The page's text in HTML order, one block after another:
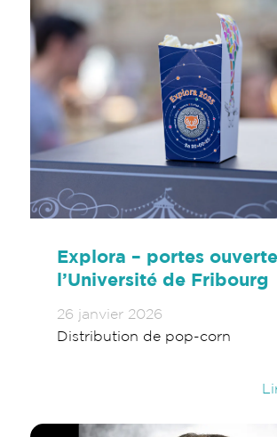
Explora – portes
l’Université de Fribourg
26 janvier 2026
Distribution de pop-corn